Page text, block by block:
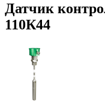
Датчик
110К44